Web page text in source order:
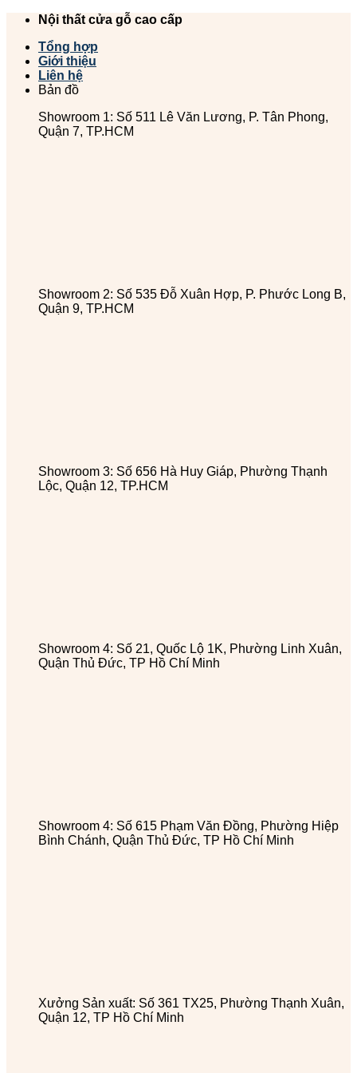
Chuyển
dung
Nội thất cửa gỗ cao cấp
Tổng hợp
Giới thiệu
Liên hệ
Bản đồ
Showroom 1: Số 511 Lê Văn Lương, P. Tân Phong,
Quận 7, TP.HCM
Showroom 2: Số 535 Đỗ Xuân Hợp, P. Phước Long B,
Quận 9, TP.HCM
Showroom 3: Số 656 Hà Huy Giáp, Phường Thạnh
Lộc, Quận 12, TP.HCM
Showroom 4: Số 21, Quốc Lộ 1K, Phường Linh Xuân,
Quận Thủ Đức, TP Hồ Chí Minh
Showroom 4: Số 615 Phạm Văn Đồng, Phường Hiệp
Bình Chánh, Quận Thủ Đức, TP Hồ Chí Minh
Xưởng Sản xuất: Số 361 TX25, Phường Thạnh Xuân,
Quận 12, TP Hồ Chí Minh